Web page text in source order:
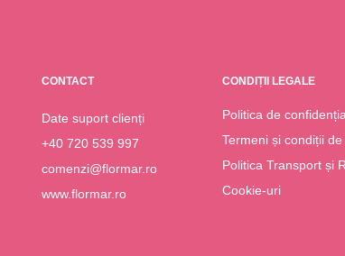
CONTACT
Date suport clienți
+40 720 539 997
comenzi@flormar.ro
www.flormar.ro
CONDIȚII LEGALE
Politica de
Termeni și condiții
Politica Transport și
Cookie-uri